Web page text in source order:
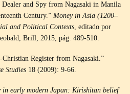
and Spy from Nagasaki in Manila
Century.” Money in Asia (1200–
and Political Contexts, editado por
Brill, 2015, pág. 489-510.
Register from Nagasaki.”
Studies 18 (2009): 9-66.
in early modern Japan: Kirishitan belief